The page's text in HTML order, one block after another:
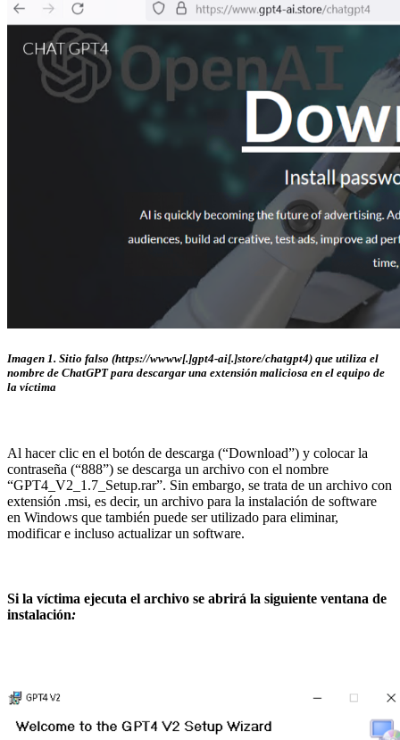
Imagen 1. Sitio falso (https://wwww[.]gpt4-ai[.]store/chatgpt4) que utiliza el
nombre de ChatGPT para descargar una extensión maliciosa en el equipo de
la víctima
Al hacer clic en el botón de descarga (“Download”) y colocar la
contraseña (“888”) se descarga un archivo con el nombre
“GPT4_V2_1.7_Setup.rar”. Sin embargo, se trata de un archivo con
extensión .msi, es decir, un archivo para la instalación de software
en Windows que también puede ser utilizado para eliminar,
modificar e incluso actualizar un software.
Si la víctima ejecuta el archivo se abrirá la siguiente ventana de
instalación: